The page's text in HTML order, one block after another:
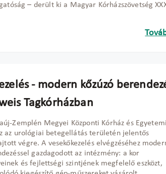
– derült ki a Magyar Kórházszövetség
- modern kőzúzó
Tagkórházban
Zemplén Megyei Központi Kórház és Egyetemi
az urológiai betegellátás területén jelentős
végre. A vesekőkezelés elvégzéséhez
gazdagodott az intézmény: a kor
és fejlettségi szintjének megfelelő eszközt,